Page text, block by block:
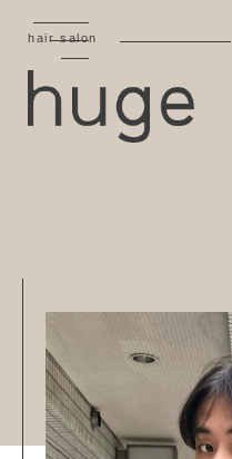
hair salon